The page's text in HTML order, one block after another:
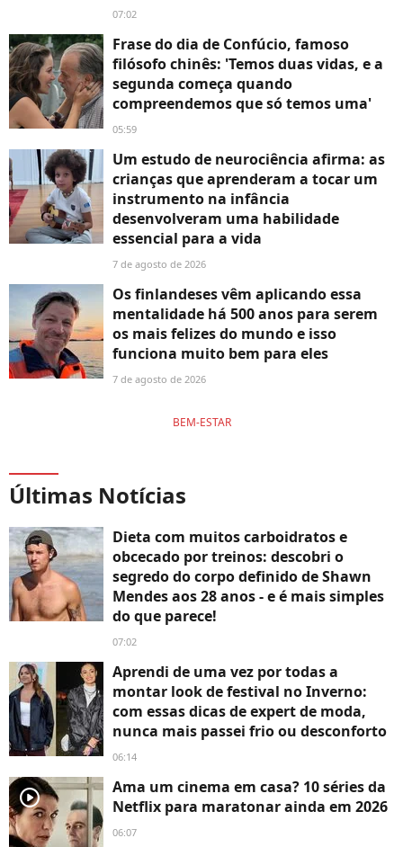
07:02
Frase do dia de Confúcio, famoso
filósofo chinês: 'Temos duas vidas, e a
segunda começa quando
compreendemos que só temos uma'
05:59
Um estudo de neurociência afirma: as
crianças que aprenderam a tocar um
instrumento na infância
desenvolveram uma habilidade
essencial para a vida
7 de agosto de 2026
Os finlandeses vêm aplicando essa
mentalidade há 500 anos para serem
os mais felizes do mundo e isso
funciona muito bem para eles
7 de agosto de 2026
BEM-ESTAR
Últimas Notícias
Dieta com muitos carboidratos e
obcecado por treinos: descobri o
segredo do corpo definido de Shawn
Mendes aos 28 anos - e é mais simples
do que parece!
07:02
Aprendi de uma vez por todas a
montar look de festival no Inverno:
com essas dicas de expert de moda,
nunca mais passei frio ou desconforto
06:14
player2
Ama um cinema em casa? 10 séries da
Netflix para maratonar ainda em 2026
06:07